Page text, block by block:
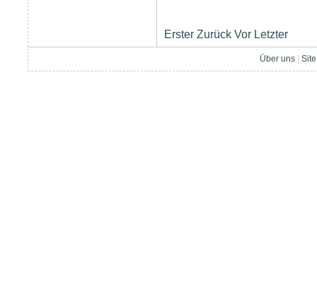
Erster Zurück Vor Letzter
Über uns|